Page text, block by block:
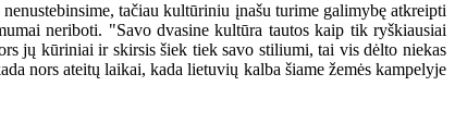
tačiau kultūriniu įnašu turime galimybę atkreipti
neriboti. "Savo dvasine kultūra tautos kaip tik ryškiausiai
jų kūriniai ir skirsis šiek tiek savo stiliumi, tai vis dėlto niekas
nors ateitų laikai, kada lietuvių kalba šiame žemės kampelyje